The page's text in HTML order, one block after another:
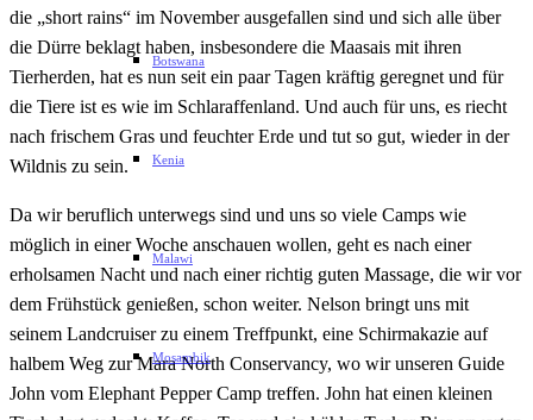
Botswana
Kenia
Malawi
Mosambik
die „short rains“ im November ausgefallen sind und sich alle über
die Dürre beklagt haben, insbesondere die Maasais mit ihren
Tierherden, hat es nun seit ein paar Tagen kräftig geregnet und für
die Tiere ist es wie im Schlaraffenland. Und auch für uns, es riecht
nach frischem Gras und feuchter Erde und tut so gut, wieder in der
Wildnis zu sein.
Da wir beruflich unterwegs sind und uns so viele Camps wie
möglich in einer Woche anschauen wollen, geht es nach einer
erholsamen Nacht und nach einer richtig guten Massage, die wir vor
dem Frühstück genießen, schon weiter. Nelson bringt uns mit
seinem Landcruiser zu einem Treffpunkt, eine Schirmakazie auf
halbem Weg zur Mara North Conservancy, wo wir unseren Guide
John vom Elephant Pepper Camp treffen. John hat einen kleinen